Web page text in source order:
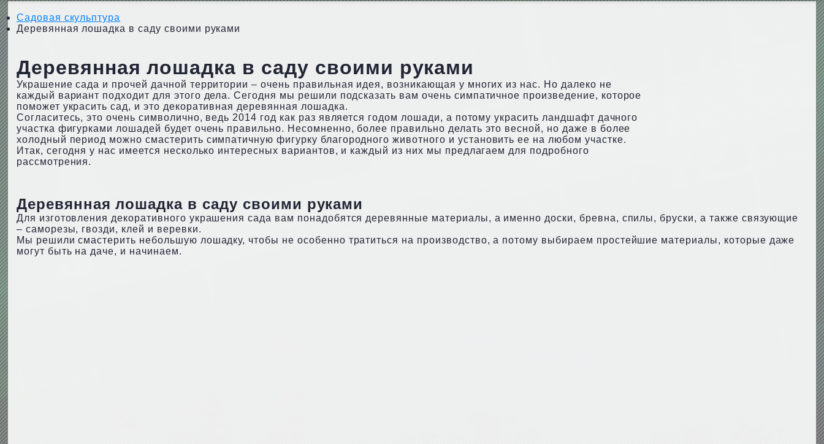
Садовая скульптура
Деревянная лошадка в саду своими руками
Деревянная лошадка в саду своими руками
Украшение сада и прочей дачной территории – очень правильная идея, возникающая у многих из нас. Но далеко не
каждый вариант подходит для этого дела. Сегодня мы решили подсказать вам очень симпатичное произведение, которое
поможет украсить сад, и это декоративная деревянная лошадка.
Согласитесь, это очень символично, ведь 2014 год как раз является годом лошади, а потому украсить ландшафт дачного
участка фигурками лошадей будет очень правильно. Несомненно, более правильно делать это весной, но даже в более
холодный период можно смастерить симпатичную фигурку благородного животного и установить ее на любом участке.
Итак, сегодня у нас имеется несколько интересных вариантов, и каждый из них мы предлагаем для подробного
рассмотрения.
Деревянная лошадка в саду своими руками
Для изготовления декоративного украшения сада вам понадобятся деревянные материалы, а именно доски, бревна, спилы, бруски, а также связующие
– саморезы, гвозди, клей и веревки.
Мы решили смастерить небольшую лошадку, чтобы не особенно тратиться на производство, а потому выбираем простейшие материалы, которые даже
могут быть на даче, и начинаем.